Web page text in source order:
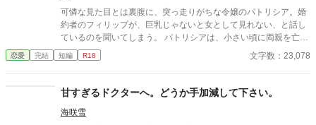
消防署で開かれたお祭りに連れて行った太陽。 太陽の存在を知っ
た一人の消防士さんが・・・私に言った。 「俺は太陽がいてもい
い。・・・太陽の『パパ』になる。」 「俺はひなたが好き
だ。・・・絶対振り向かせるから覚悟しとけよ？」 ※お話に出て
くる内容は、全て想像の世界です。現実世界とは何ら関係ありま
いただけたら幸いです。 楽しんでいただけたら嬉しく思います。
可憐な見た目とは裏腹に、突っ走りがちな令嬢のパトリシア。婚
約者のフィリップが、巨乳じゃないと女として見れない、と話し
ているのを聞いてしまう。 パトリシアは、小さい頃に両親を亡く
し、母の弟である伯爵家で、本当の娘の様に育てられた。お世話
になった家族の為にも、幸せな結婚生活を送らねばならないと、
恋愛 完結 短編 R18 文字数：23,078
甘すぎるドクターへ。どうか手加減して下さい。
海咲雪